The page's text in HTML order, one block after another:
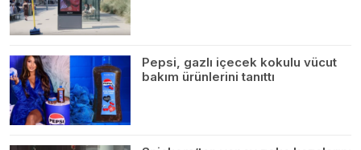
Pepsi, gazlı içecek kokulu vücut
bakım ürünlerini tanıttı